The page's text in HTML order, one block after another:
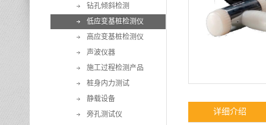
钻孔倾斜检测
低应变基桩检测仪
高应变基桩检测仪
声波仪器
施工过程检测产品
桩身内力测试
静载设备
旁孔测试仪
详细介绍